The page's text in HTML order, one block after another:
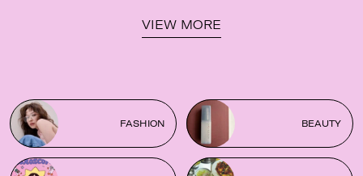
VIEW MORE
FASHION BEAUTY